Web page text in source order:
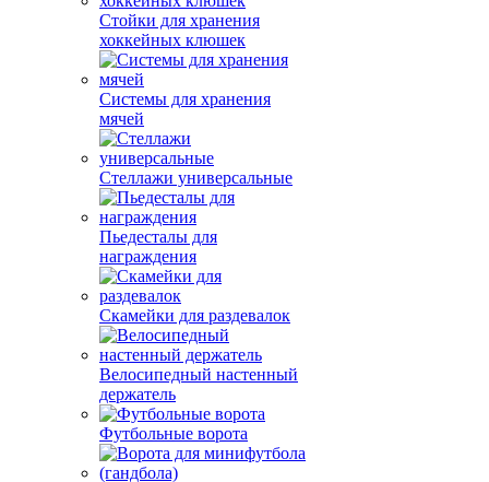
Стойки для хранения
хоккейных клюшек
Системы для хранения
мячей
Стеллажи универсальные
Пьедесталы для
награждения
Скамейки для раздевалок
Велосипедный настенный
держатель
Футбольные ворота